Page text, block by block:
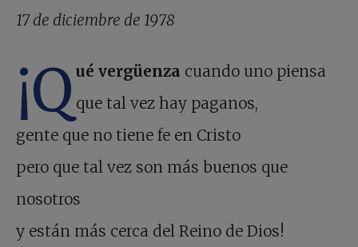
17 de diciembre de 1978
¡Q ué vergüenza cuando uno piensa
que tal vez hay paganos,
gente que no tiene fe en Cristo
pero que tal vez son más buenos que
nosotros
y están más cerca del Reino de Dios!